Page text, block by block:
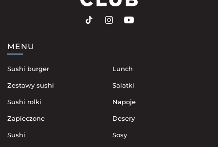
MENU
Sushi burger
Zestawy sushi
Sushi rolki
Zapieczone
Sushi
Lunch
Salatki
Napoje
Desery
Sosy